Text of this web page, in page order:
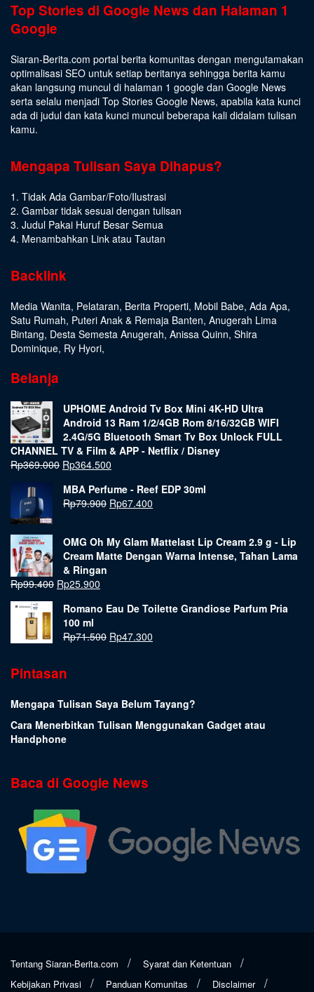
Top Stories di Google News dan Halaman 1
Google
Siaran-Berita.com portal berita komunitas dengan mengutamakan
optimalisasi SEO untuk setiap beritanya sehingga berita kamu
akan langsung muncul di halaman 1 google dan Google News
serta selalu menjadi Top Stories Google News, apabila kata kunci
ada di judul dan kata kunci muncul beberapa kali didalam tulisan
kamu.
Mengapa Tulisan Saya Dihapus?
1. Tidak Ada Gambar/Foto/Ilustrasi
2. Gambar tidak sesuai dengan tulisan
3. Judul Pakai Huruf Besar Semua
4. Menambahkan Link atau Tautan
Backlink
Media Wanita, Pelataran, Berita Properti, Mobil Babe, Ada Apa,
Satu Rumah, Puteri Anak & Remaja Banten, Anugerah Lima
Bintang, Desta Semesta Anugerah, Anissa Quinn, Shira
Dominique, Ry Hyori,
Belanja
UPHOME Android Tv Box Mini 4K-HD Ultra
Android 13 Ram 1/2/4GB Rom 8/16/32GB WIFI
2.4G/5G Bluetooth Smart Tv Box Unlock FULL
CHANNEL TV & Film & APP - Netflix / Disney
Rp369.000 Rp364.500
MBA Perfume - Reef EDP 30ml
Rp79.900 Rp67.400
OMG Oh My Glam Mattelast Lip Cream 2.9 g - Lip
Cream Matte Dengan Warna Intense, Tahan Lama
& Ringan
Rp99.400 Rp25.900
Romano Eau De Toilette Grandiose Parfum Pria
100 ml
Rp71.500 Rp47.300
Pintasan
Mengapa Tulisan Saya Belum Tayang?
Cara Menerbitkan Tulisan Menggunakan Gadget atau
Handphone
Baca di Google News
Tentang Siaran-Berita.com
Syarat dan Ketentuan
Kebijakan Privasi
Panduan Komunitas Disclaimer